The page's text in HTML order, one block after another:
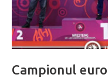
Campionul